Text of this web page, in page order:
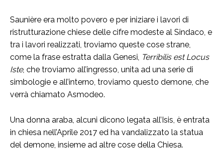
Saunière era molto povero e per iniziare i lavori di
ristrutturazione chiese delle cifre modeste al Sindaco, e
tra i lavori realizzati, troviamo queste cose strane,
come la frase estratta dalla Genesi, Terribilis est Locus
Iste, che troviamo all’ingresso, unita ad una serie di
simbologie e all’interno, troviamo questo demone, che
verrà chiamato Asmodeo.
Una donna araba, alcuni dicono legata all’Isis, è entrata
in chiesa nell’Aprile 2017 ed ha vandalizzato la statua
del demone, insieme ad altre cose della Chiesa.